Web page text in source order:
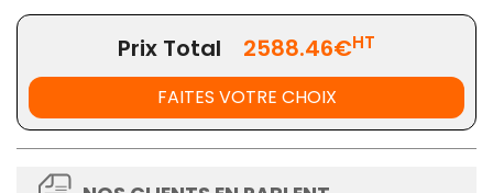
Prix Total 2588.46€HT
FAITES VOTRE CHOIX